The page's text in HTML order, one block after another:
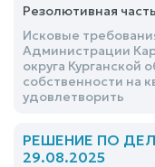
Резолютивная часть
Исковые
Администрации
округа Курганской
собственности на
удовлетворить
РЕШЕНИЕ ПО
29.08.2025